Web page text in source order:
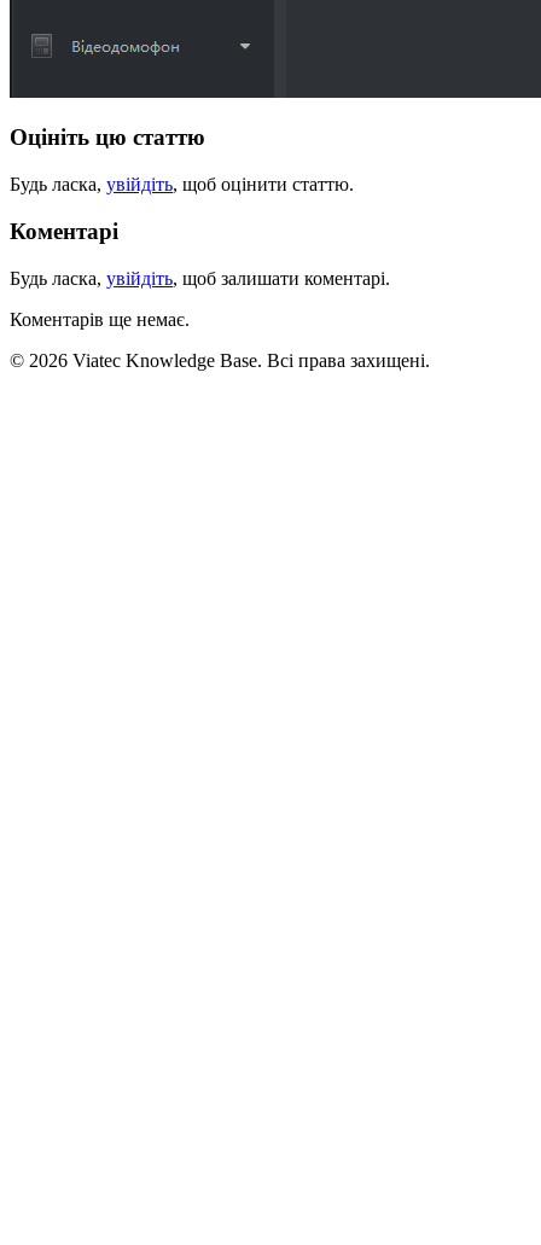
Оцініть цю статтю
Будь ласка, увійдіть, щоб оцінити статтю.
Коментарі
Будь ласка, увійдіть, щоб залишати коментарі.
Коментарів ще немає.
© 2026 Viatec Knowledge Base. Всі права захищені.